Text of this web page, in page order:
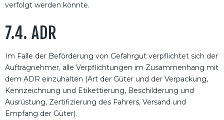
verfolgt werden könnte.
7.4. ADR
Im Falle der Beförderung von Gefahrgut verpflichtet sich der
Auftragnehmer, alle Verpflichtungen im Zusammenhang mit
dem ADR einzuhalten (Art der Güter und der Verpackung,
Kennzeichnung und Etikettierung, Beschilderung und
Ausrüstung, Zertifizierung des Fahrers, Versand und
Empfang der Güter).